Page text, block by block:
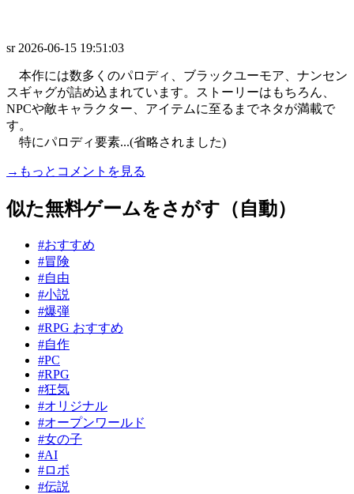
sr 2026-06-15 19:51:03
本作には数多くのパロディ、ブラックユーモア、ナンセン
スギャグが詰め込まれています。ストーリーはもちろん、
NPCや敵キャラクター、アイテムに至るまでネタが満載で
す。
特にパロディ要素...(省略されました)
→もっとコメントを見る
似た無料ゲームをさがす（自動）
#おすすめ
#冒険
#自由
#小説
#爆弾
#RPG おすすめ
#自作
#PC
#RPG
#狂気
#オリジナル
#オープンワールド
#女の子
#AI
#ロボ
#伝説